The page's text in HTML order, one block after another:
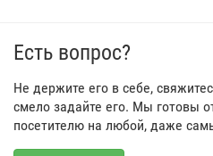
Есть вопрос?
Не держите его в себе,
смело задайте его. Мы готовы
посетителю на любой, даже